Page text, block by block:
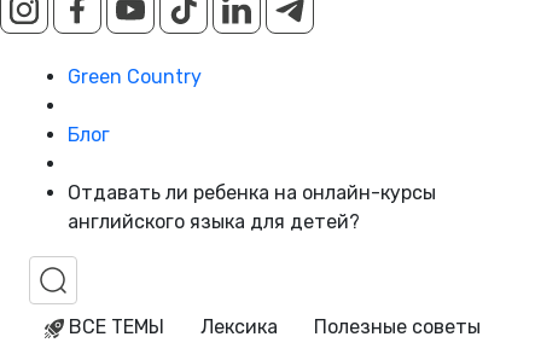
Green Country
Блог
Отдавать ли ребенка на онлайн-курсы
английского языка для детей?
ВСЕ ТЕМЫ Лексика
Полезные советы